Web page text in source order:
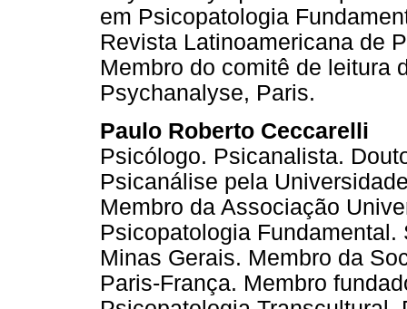
em Psicopatologia
Revista Latinoamericana de
Membro do comitê de leitura
Psychanalyse, Paris.
Paulo Roberto Ceccarelli
Psicólogo. Psicanalista.
Psicanálise pela
Membro da Associação
Psicopatologia
Minas Gerais. Membro da
Paris-França. Membro